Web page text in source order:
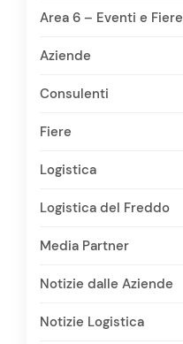
Area 6 – Eventi e Fiere
Aziende
Consulenti
Fiere
Logistica
Logistica del Freddo
Media Partner
Notizie dalle Aziende
Notizie Logistica